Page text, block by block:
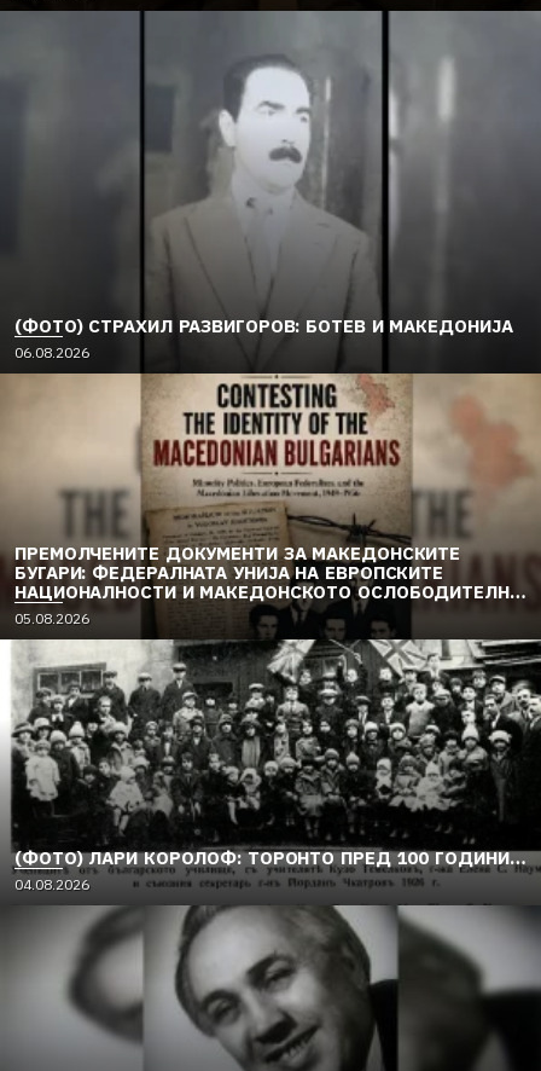
(ФОТО) СТРАХИЛ РАЗВИГОРОВ: БОТЕВ И МАКЕДОНИЈА
06.08.2026
ПРЕМОЛЧЕНИТЕ ДОКУМЕНТИ ЗА МАКЕДОНСКИТЕ
БУГАРИ: ФЕДЕРАЛНАТА УНИЈА НА ЕВРОПСКИТЕ
НАЦИОНАЛНОСТИ И МАКЕДОНСКОТО ОСЛОБОДИТЕЛНО
ДВИЖЕЊЕ (1949–1956) (2)
05.08.2026
(ФОТО) ЛАРИ КОРОЛОФ: ТОРОНТО ПРЕД 100 ГОДИНИ…
04.08.2026